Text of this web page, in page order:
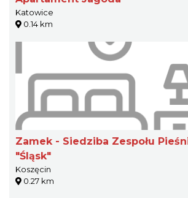
Katowice
0.14 km
Zamek - Siedziba Zespołu
"Śląsk"
Koszęcin
0.27 km